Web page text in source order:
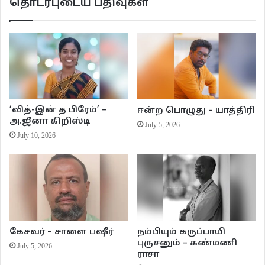
கொண்டிருக்கின்றன. மெழுகுவர்த்தியும், ஜெப மாலைகளும் விற்கும் கடைகள் நீல
நிறப் படுதாக்களுக்குள் இருந்து இன்னும் வெளிவரவில்லை. ஆற்றுப் பாலத்தில்
பஸ்கள் கடக்கும் போது காலுக்கடியில் ஏற்படும் சின்ன அதிர்வுகள் சங்கரனுக்குப்
பிடிக்கும். சுழித்து ஓடும் நீரில் கல்லெறிவதையும், “தொப்ளக்” என்னும்
சத்தத்துடன் கல் மூழ்குவதையும் பார்க்கும் பழக்கம் போன ஞாயிற்றுகிழமை
வரைகூட அவரை விட்டுப் போகவில்லை. பார்வையின் பிடியிலிருந்து நழுவிச்
செல்லும் தண்ணீரைப் பார்த்துக் கொண்டிருப்பது நல்ல அனுபவம் தான்.
குத்தாலத் துண்டும், வேட்டியுமாக இப்போதே வாய்க்காலுக்குக் குளிப்பதற்கு
ஆட்கள் கிளம்பிவிட்டனர். சொசைட்டி பேங்கின் வாசலில் லாரி நின்று
முடிவதில்லை. வானம் மீண்டும் இருட்டிக் கொண்டு வந்தது. ஸ்கூலுக்கு
இன்றைக்கும் லீவு விட்டிருப்பார்கள். அசோக மரங்கள் வரிசையாக நிற்கும்
காம்பவுண்டிற்குள் வரிசையாக தலையைக் குனிந்து “நீராரும் கடலுடுத்த”
பாடுவதற்கு இன்றைக்கு ஆள் இருக்காது.
ஸ்கூலைக் கடந்தால், இந்த பூமி முழுவதும் இனி யூகலிப்டஸ் காடுதானோ என
எண்ணும்படியாகக் கச்சிதமான அளவுடன் வளர்ந்திருக்கும் யூகலிப்டஸ் மரங்கள்.
தொடர்புடைய பதிவுகள்
‘வித்-இன் த பிரேம்’ –
அ.ஜீனா கிறிஸ்டி
July 10, 2026
ஈன்ற பொழுது – யாத்திரி
July 5, 2026
கேசவர் – சாளை பஷீர்
July 5, 2026
நம்பியும் கருப்பாயி
புருசனும் – கண்மணி
ராசா